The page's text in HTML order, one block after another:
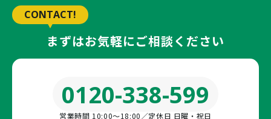
CONTACT!
まずはお気軽にご相談ください
0120-338-599
営業時間 10:00〜18:00／定休日 日曜・祝日